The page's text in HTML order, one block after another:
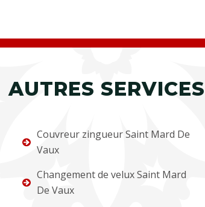
AUTRES SERVICES
Couvreur zingueur Saint Mard De
Vaux
Changement de velux Saint Mard
De Vaux